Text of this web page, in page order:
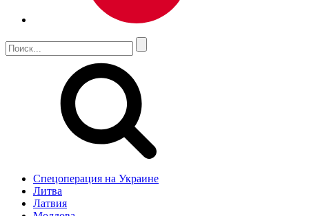
Спецоперация на Украине
Литва
Латвия